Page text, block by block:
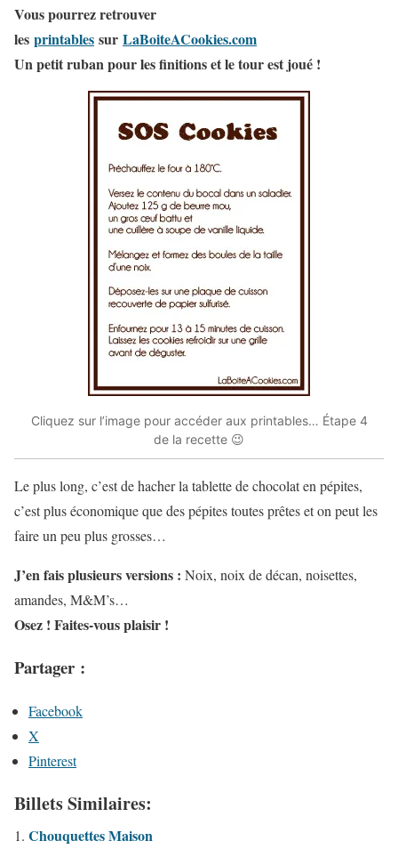
Vous pourrez retrouver
les printables sur LaBoiteACookies.com
Un petit ruban pour les finitions et le tour est joué !
Cliquez sur l’image pour accéder aux printables… Étape 4
de la recette 😉
Le plus long, c’est de hacher la tablette de chocolat en pépites,
c’est plus économique que des pépites toutes prêtes et on peut les
faire un peu plus grosses…
J’en fais plusieurs versions : Noix, noix de décan, noisettes,
amandes, M&M’s…
Osez ! Faites-vous plaisir !
Partager :
Facebook
X
Pinterest
Billets Similaires:
Chouquettes Maison